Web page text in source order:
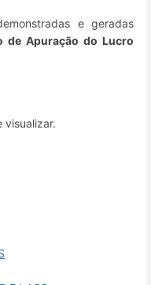
e geradas
de Apuração do Lucro
visualizar.